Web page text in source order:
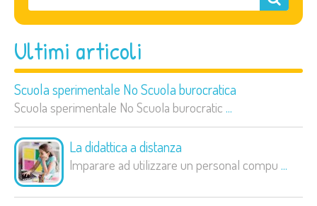
Ultimi articoli
Scuola sperimentale No Scuola burocratica
Scuola sperimentale No Scuola burocratic ...
La didattica a distanza
Imparare ad utilizzare un personal compu ...